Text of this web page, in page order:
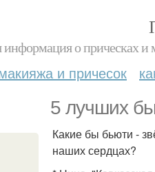
информация о прическах и
и причесок
5 лучших
Какие бы бьюти -
наших сердцах?